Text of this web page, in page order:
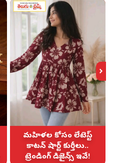
మహిళల కోసం లేటెస్ట్
కాటన్ షార్ట్ కుర్తీలు..
ట్రెండింగ్ డిజైన్స్ ఇవే!